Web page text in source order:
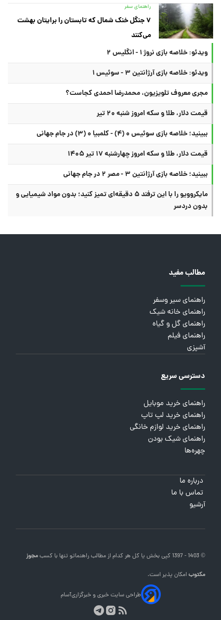
راهنمای سفر
۷ جنگل خنک شمال که تابستان را برایتان بهشت
می‌کنند
ویدئو: خلاصه بازی نروژ ۱ - انگلیس ۲
ویدئو: خلاصه بازی آرژانتین ۳ - سوئیس ۱
مجری معروف تلویزیون، محمدرضا احمدی کجاست؟
قیمت دلار، طلا و سکه امروز شنبه ۲۰ تیر
ببینید؛ خلاصه بازی سوئیس ۰ (۴) - کلمبیا ۰ (۳) در جام جهانی
قیمت دلار، طلا و سکه امروز چهارشنبه ۱۷ تیر ۱۴۰۵
ببینید؛ خلاصه بازی آرژانتین ۳ - مصر ۲ در جام جهانی
مایکروویو را با این ترفند ۵ دقیقه‌ای تمیز کنید؛ بدون مواد شیمیایی و
بدون دردسر
مطالب مفید
راهنمای سیر وسفر
راهنمای خانه شیک
راهنمای گل و گیاه
راهنمای فیلم
آشپزی
دسترسی سریع
راهنمای خرید موبایل
راهنمای خرید لپ تاپ
راهنمای خرید لوازم خانگی
راهنمای شیک بودن
چهره‌ها
درباره ما
تماس با ما
آرشیو
© 1403 - 1397 کپی بخش یا کل هر کدام از مطالب راهنماتو تنها با کسبمجوز
مکتوبامکان پذیر است.
طراحی سایت خبری و خبرگزاریآسام